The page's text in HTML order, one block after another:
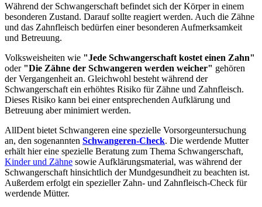
Während der Schwangerschaft befindet sich der Körper in einem
besonderen Zustand. Darauf sollte reagiert werden. Auch die Zähne
und das Zahnfleisch bedürfen einer besonderen Aufmerksamkeit
und Betreuung.
Volksweisheiten wie "Jede Schwangerschaft kostet einen Zahn"
oder "Die Zähne der Schwangeren werden weicher" gehören
der Vergangenheit an. Gleichwohl besteht während der
Schwangerschaft ein erhöhtes Risiko für Zähne und Zahnfleisch.
Dieses Risiko kann bei einer entsprechenden Aufklärung und
Betreuung aber minimiert werden.
AllDent bietet Schwangeren eine spezielle Vorsorgeuntersuchung
an, den sogenannten Schwangeren-Check. Die werdende Mutter
erhält hier eine spezielle Beratung zum Thema Schwangerschaft,
Kinder und Zähne sowie Aufklärungsmaterial, was während der
Schwangerschaft hinsichtlich der Mundgesundheit zu beachten ist.
Außerdem erfolgt ein spezieller Zahn- und Zahnfleisch-Check für
werdende Mütter.